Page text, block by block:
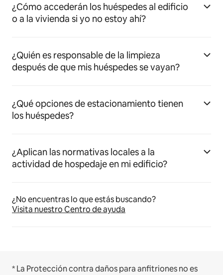
¿Cómo accederán los huéspedes al edificio
o a la vivienda si yo no estoy ahí?
¿Quién es responsable de la limpieza
después de que mis huéspedes se vayan?
¿Qué opciones de estacionamiento tienen
los huéspedes?
¿Aplican las normativas locales a la
actividad de hospedaje en mi edificio?
¿No encuentras lo que estás buscando?
Visita nuestro Centro de ayuda
* La Protección contra daños para anfitriones no es